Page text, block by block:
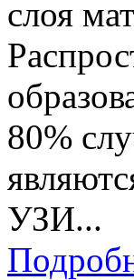
слоя
80%
УЗИ...